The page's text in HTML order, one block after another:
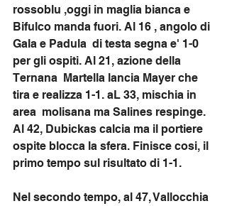
rossoblu ,oggi in maglia bianca e
Bifulco manda fuori. Al 16 , angolo di
Gala e Padula  di testa segna e' 1-0
per gli ospiti. Al 21, azione della
Ternana  Martella lancia Mayer che
tira e realizza 1-1. aL 33, mischia in
area  molisana ma Salines respinge.
Al 42, Dubickas calcia ma il portiere
ospite blocca la sfera. Finisce cosi, il
primo tempo sul risultato di 1-1.
Nel secondo tempo, al 47, Vallocchia